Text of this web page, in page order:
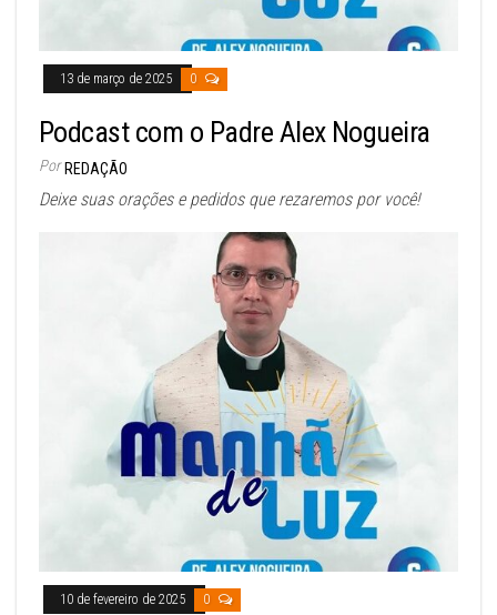
13 de março de 2025 0
Podcast com o Padre Alex Nogueira
Por REDAÇÃO
Deixe suas orações e pedidos que rezaremos por você!
10 de fevereiro de 2025 0